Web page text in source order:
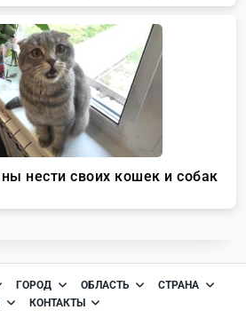
ГОРОД ОБЛАСТЬ
СТРАНА
КОНТАКТЫ